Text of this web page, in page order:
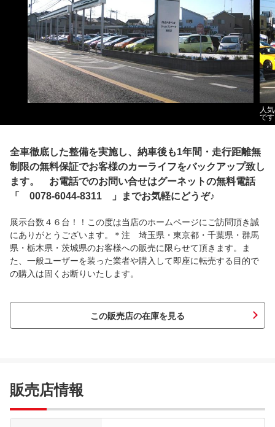
人
で
全車徹底した整備を実施し、納車後も1年間・走行距離無
制限の無料保証でお客様のカーライフをバックアップ致し
ます。 お電話でのお問い合せはグーネットの無料電話
「 0078-6044-8311 」までお気軽にどうぞ♪
展示台数４６台！！この度は当店のホームページにご訪問頂き誠
にありがとうございます。＊注 埼玉県・東京都・千葉県・群馬
県・栃木県・茨城県のお客様への販売に限らせて頂きます。ま
た、一般ユーザーを装った業者や購入して即座に転売する目的で
の購入は固くお断りいたします。
この販売店の在庫を見る
販売店情報